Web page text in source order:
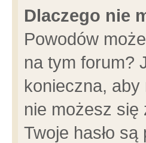
Dlaczego nie
Powodów
na tym forum?
konieczna, aby
nie możesz się
Twoje hasło